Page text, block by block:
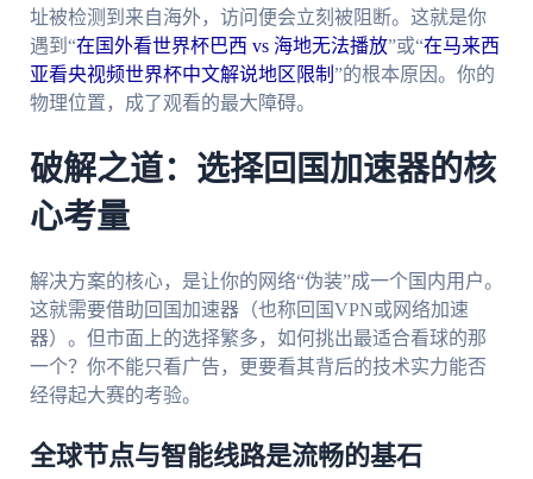
址被检测到来自海外，访问便会立刻被阻断。这就是你
遇到“在国外看世界杯巴西 vs 海地无法播放”或“在马来西
亚看央视频世界杯中文解说地区限制 ”的根本原因。你的
物理位置，成了观看的最大障碍。
破解之道：选择回国加速器的核
心考量
解决方案的核心，是让你的网络“伪装”成一个国内用户。
这就需要借助回国加速器（也称回国VPN或网络加速
器）。但市面上的选择繁多，如何挑出最适合看球的那
一个？你不能只看广告，更要看其背后的技术实力能否
经得起大赛的考验。
全球节点与智能线路是流畅的基石